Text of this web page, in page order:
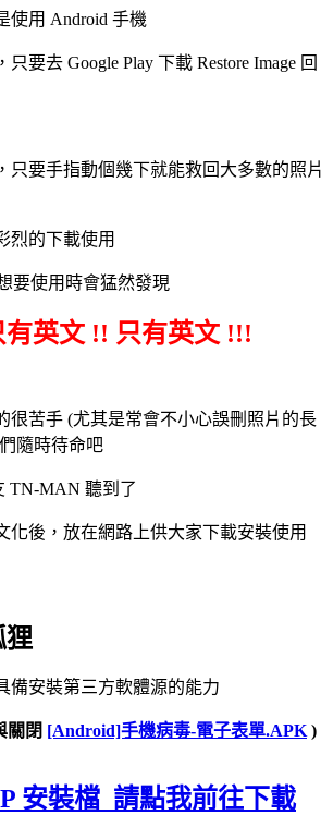
使用 Android 手機
只要去 Google Play 下載 Restore Image 回
只要手指動個幾下就能救回大多數的照片
烈的下載使用
要使用時會猛然發現
有英文 !! 只有英文 !!!
很苦手 (尤其是常會不小心誤刪照片的長
隨時待命吧
TN-MAN 聽到了
化後，放在網路上供大家下載安裝使用
狸
備安裝第三方軟體源的能力
關閉 [Android]手機病毒-電子表單.APK )
安裝檔 請點我前往下載